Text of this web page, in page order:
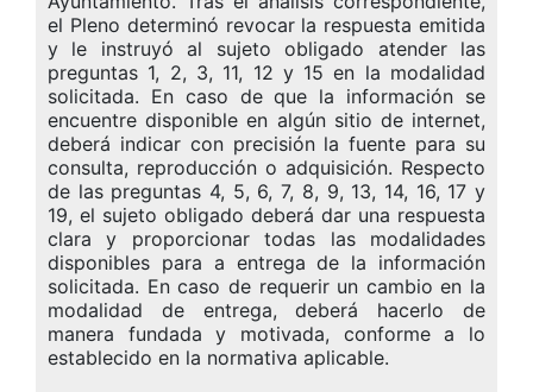
el Pleno determinó revocar la respuesta emitida
y le instruyó al sujeto obligado atender las
preguntas 1, 2, 3, 11, 12 y 15 en la modalidad
solicitada. En caso de que la información se
encuentre disponible en algún sitio de internet,
deberá indicar con precisión la fuente para su
consulta, reproducción o adquisición. Respecto
de las preguntas 4, 5, 6, 7, 8, 9, 13, 14, 16, 17 y
19, el sujeto obligado deberá dar una respuesta
clara y proporcionar todas las modalidades
disponibles para a entrega de la información
solicitada. En caso de requerir un cambio en la
modalidad de entrega, deberá hacerlo de
manera fundada y motivada, conforme a lo
establecido en la normativa aplicable.